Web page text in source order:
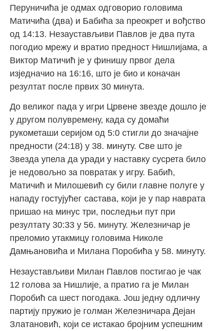
Перуничића је одмах одговорио головима
Матичића (два) и Бабића за преокрет и вођство
од 14:13. Незаустављиви Павлов је два пута
погодио мрежу и вратио предност Нишлијама, а
Виктор Матичић је у финишу првог дела
изједначио на 16:16, што је био и коначан
резултат после првих 30 минута.
До великог пада у игри Црвене звезде дошло је
у другом полувремену, када су домаћи
рукометаши серијом од 5:0 стигли до значајне
предности (24:18) у 38. минуту. Све што је
Звезда упела да уради у наставку сусрета било
је недовољно за повратак у игру. Бабић,
Матичић и Милошевић су били главне полуге у
нападу гостујућег састава, који је у пар наврата
пришао на минус три, последњи пут при
резултату 30:33 у 56. минуту. Железничар је
преломио утакмицу головима Николе
Дамњановића и Милана Поробића у 58. минуту.
Незаустављиви Милан Павлов постигао је чак
12 голова за Нишлије, а пратио га је Милан
Поробић са шест погодака. Још једну одличну
партију пружио је голман Железничара Дејан
Златановић, који се истакао бројним успешним